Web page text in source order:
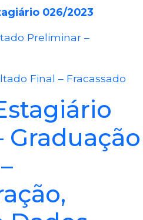
026/2023
Preliminar –
Final – Fracassado
Graduação